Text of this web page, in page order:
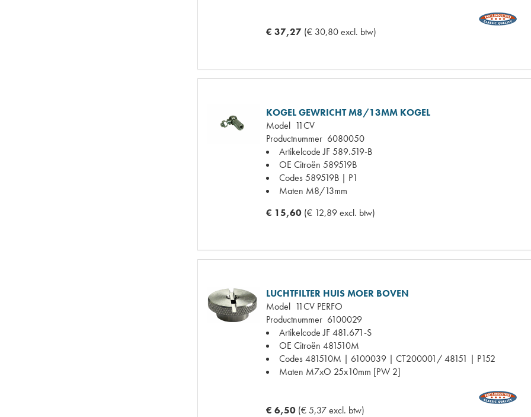
€ 37,27 (€ 30,80 excl. btw)
KOGEL GEWRICHT M8/13MM KOGEL
Model 11CV
Productnummer 6080050
Artikelcode JF589.519-B
OE Citroën 589519B
Codes589519B | P1
Maten M8/13mm
€ 15,60 (€ 12,89 excl. btw)
LUCHTFILTER HUIS MOER BOVEN
Model 11CV PERFO
Productnummer 6100029
Artikelcode JF481.671-S
OE Citroën 481510M
Codes481510M | 6100039 | CT200001/ 48151 | P152
Maten M7xO 25x10mm [PW 2]
€ 6,50 (€ 5,37 excl. btw)